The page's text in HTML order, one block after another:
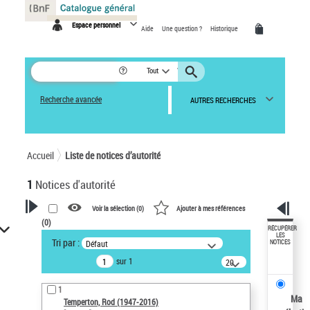
Espace personnel Aide Une question ? Historique
Tout
Recherche avancée AUTRES RECHERCHES
Accueil Liste de notices d’autorité
1 Notices d'autorité
VOTRE RECHERCHE
Recherche avancée dans les
notices d’autorité
Œuvres liées à l'auteur :
Temperton, Rod (1947-2016)
Voir la sélection (0) Ajouter à mes références
(0)
Tri par : Défaut
sur 1
20
résultats/page
1
Temperton, Rod (1947-2016)
RÉCUPÉRER
LES
NOTICES
Ma
Panneau de gestion des cookies